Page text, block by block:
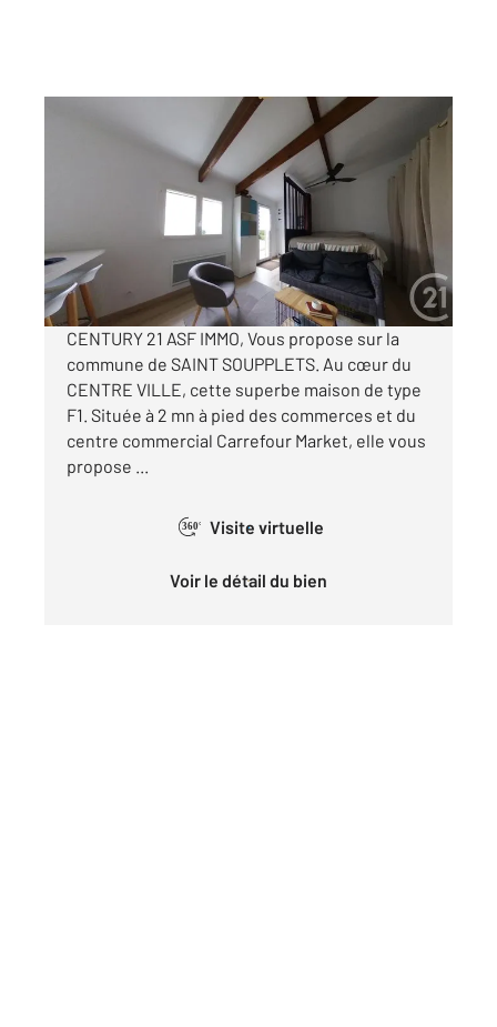
, 1 pièce
Appartement Studio à louer
704 €
par mois charges comprises
CENTURY 21 ASF IMMO, Vous propose sur la
commune de SAINT SOUPPLETS. Au cœur du
CENTRE VILLE, cette superbe maison de type
F1. Située à 2 mn à pied des commerces et du
centre commercial Carrefour Market, elle vous
propose ...
360° Visite virtuelle
Voir le détail du bien